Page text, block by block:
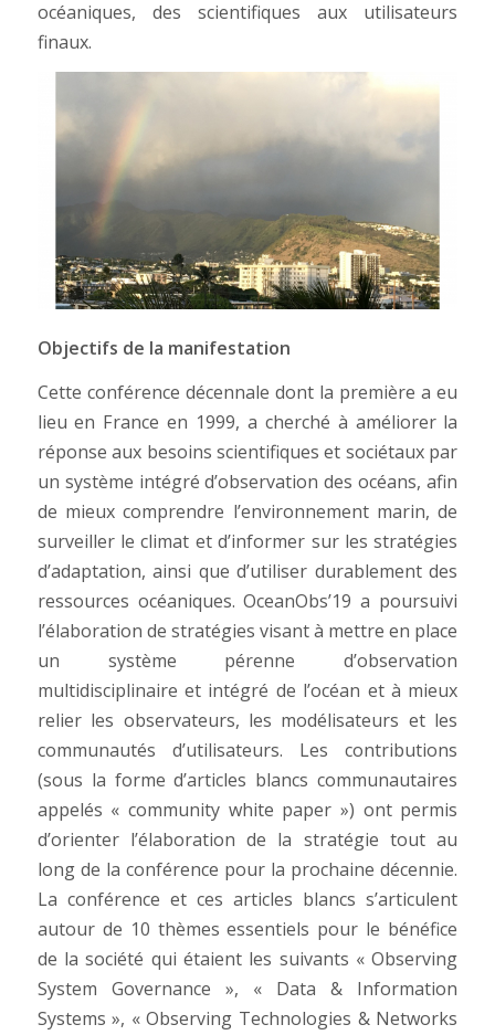
océaniques, des scientifiques aux utilisateurs
finaux.
Objectifs de la manifestation
Cette conférence décennale dont la première a eu
lieu en France en 1999, a cherché à améliorer la
réponse aux besoins scientifiques et sociétaux par
un système intégré d’observation des océans, afin
de mieux comprendre l’environnement marin, de
surveiller le climat et d’informer sur les stratégies
d’adaptation, ainsi que d’utiliser durablement des
ressources océaniques. OceanObs’19 a poursuivi
l’élaboration de stratégies visant à mettre en place
un système pérenne d’observation
multidisciplinaire et intégré de l’océan et à mieux
relier les observateurs, les modélisateurs et les
communautés d’utilisateurs. Les contributions
(sous la forme d’articles blancs communautaires
appelés « community white paper ») ont permis
d’orienter l’élaboration de la stratégie tout au
long de la conférence pour la prochaine décennie.
La conférence et ces articles blancs s’articulent
autour de 10 thèmes essentiels pour le bénéfice
de la société qui étaient les suivants « Observing
System Governance », « Data & Information
Systems », « Observing Technologies & Networks